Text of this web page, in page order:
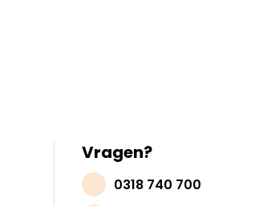
Vragen?
0318 740 700